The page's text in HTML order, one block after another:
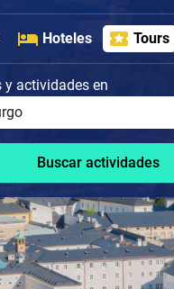
Hoteles Tours
y actividades en
Buscar actividades